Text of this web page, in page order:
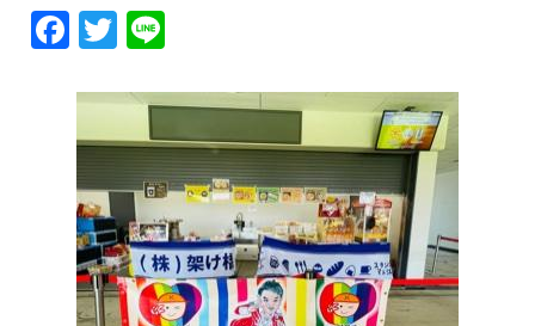
F
a
c
e
b
o
o
k
T
w
it
te
r
e